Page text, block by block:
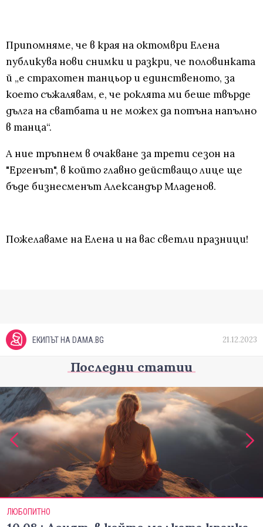
Припомняме, че в края на октомври Елена
публикува нови снимки и разкри, че половинката
й „е страхотен танцьор и единственото, за
което съжалявам, е, че роклята ми беше твърде
дълга на сватбата и не можех да потъна напълно
в танца“.
А ние тръпнем в очакване за трети сезон на
"Ергенът", в който главно действащо лице ще
бъде бизнесменът Александър Младенов.
Пожелаваме на Елена и на вас светли празници!
ЕКИПЪТ НА DAMA.BG 21.12.2023
Последни статии
ЛЮБОПИТНО